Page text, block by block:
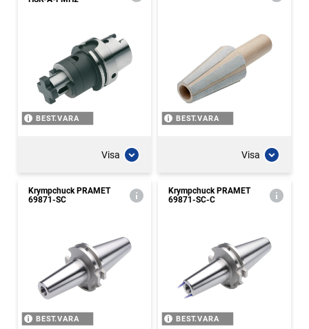
BEST.VARA
Visa
BEST.VARA
Visa
Krympchuck PRAMET
69871-SC
BEST.VARA
Krympchuck PRAMET
69871-SC-C
BEST.VARA